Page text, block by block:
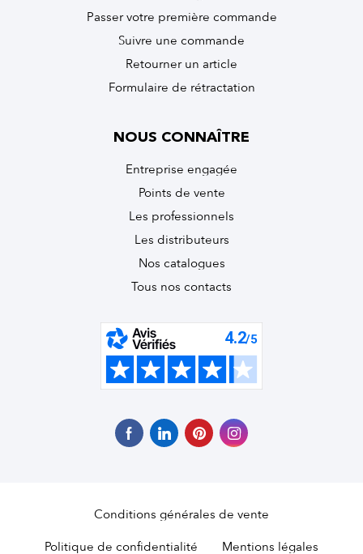
Passer votre première commande
Suivre une commande
Retourner un article
Formulaire de rétractation
NOUS CONNAÎTRE
Entreprise engagée
Points de vente
Les professionnels
Les distributeurs
Nos catalogues
Tous nos contacts
Conditions générales de vente
Politique de confidentialité Mentions légales